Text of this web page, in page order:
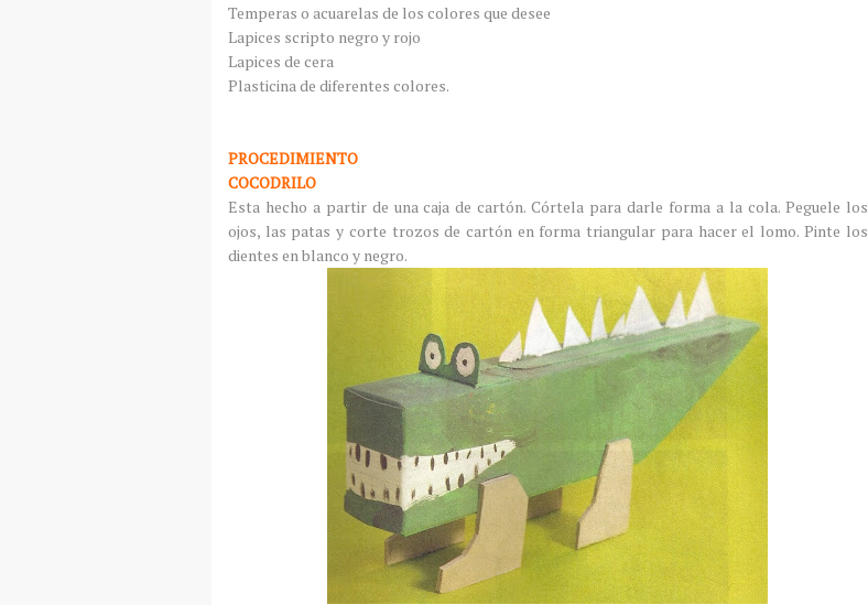
Temperas o acuarelas de los colores que desee
Lapices scripto negro y rojo
Lapices de cera
Plasticina de diferentes colores.
PROCEDIMIENTO
COCODRILO
Esta hecho a partir de una caja de cartón. Córtela para darle forma a la cola. Peguele los
ojos, las patas y corte trozos de cartón en forma triangular para hacer el lomo. Pinte los
dientes en blanco y negro.